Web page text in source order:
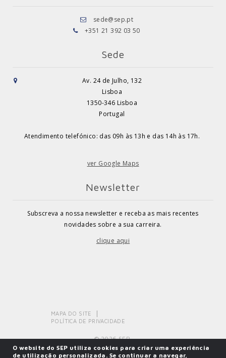
sede@sep.pt
+351 21 392 03 50
Sede
Av. 24 de Julho, 132
Lisboa
1350-346 Lisboa
Portugal
Atendimento telefónico: das 09h às 13h e das 14h às 17h.
ver Google Maps
Newsletter
Subscreva a nossa newsletter e receba as mais recentes
novidades sobre a sua carreira.
clique aqui
MAPA DO SITE
POLÍTICA DE PRIVACIDADE
© 2026 SEP.
O website do SEP utiliza cookies para criar uma experiência
de utilização personalizada. Se continuar a navegar,